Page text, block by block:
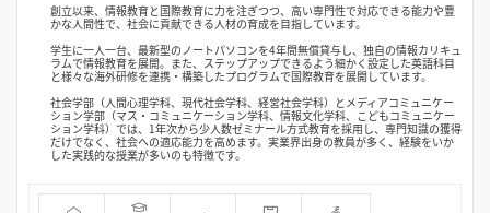
創立以来、情報教育と国際教育に力を注ぎつつ、高い専門性で対応できる能力や豊
かな人間性で、社会に貢献できる人材の育成を目指しています。
学生に一人一台、最新型のノートパソコンを4年間無償貸与し、独自の情報カリキュ
ラムで情報教育を展開。また、ステップアップできるよう細かく設定した英語科目
と様々な海外研修を連携・構築したプログラムで国際教育を展開しています。
社会学部（人間心理学科、現代社会学科、経営社会学科）とメディアコミュニケー
ション学部（マス・コミュニケーション学科、情報文化学科、こどもコミュニケー
ション学科）では、1年次から少人数ゼミナール方式教育を採用し、専門知識の獲得
だけでなく、社会への適応能力を高めます。実業界出身の教員が多く、経験をいか
した実践的な授業が多いのも特徴です。